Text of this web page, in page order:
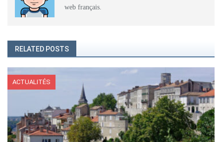
web français.
RELATED POSTS
ACTUALITÉS